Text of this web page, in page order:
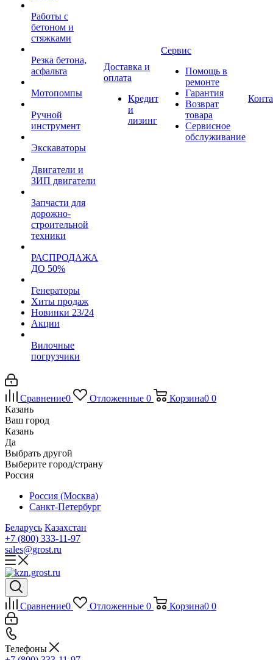
Работы с
бетоном и
стяжками
Резка бетона,
асфальта
Мотопомпы
Ручной
инструмент
Экскаваторы
Двигатели и
ЗИП двигатели
Запчасти для
дорожно-
строительной
техники
РАСПРОДАЖА
ДО 50%
Генераторы
Хиты продаж
Новинки 23/24
Акции
Вилочные
погрузчики
Доставка и
оплата
Кредит
и
лизинг
Сервис
Помощь в
ремонте
Гарантия
Возврат
товара
Сервисное
обслуживание
Сравнение0 Отложенные 0 Корзина0 0
Казань
Ваш город
Казань
Да
Выбрать другой
Выберите город/страну
Россия
Россия (Москва)
Санкт-Петербург
Беларусь Казахстан
+7 (800) 333-11-97
sales@grost.ru
Сравнение0 Отложенные 0 Корзина0 0
Телефоны